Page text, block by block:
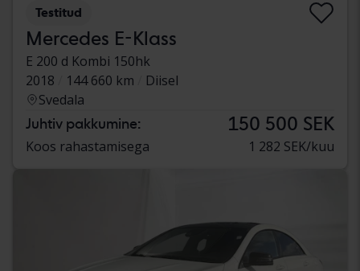
Testitud
Mercedes E-Klass
E 200 d Kombi 150hk
2018
144 660 km
Diisel
Svedala
Juhtiv pakkumine: 150 500 SEK
Koos rahastamisega 1 282 SEK/kuu